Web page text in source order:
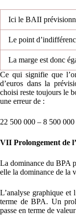
Ici le BAII
Le point
La marge est donc
Ce qui signifie que
d’euros dans la
choisi reste toujours le
une erreur de :
22 500 000 – 8 500
VII Prolongement de
La dominance du BPA
elle la dominance de la
L’analyse graphique et
terme de BPA. Un
passe en terme de